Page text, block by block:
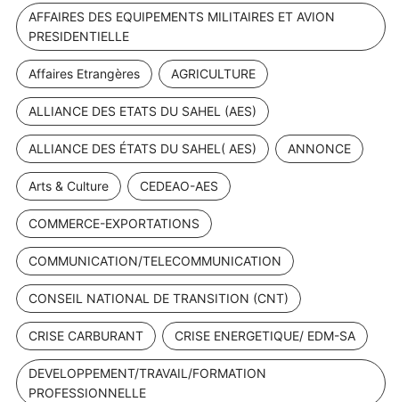
AFFAIRES DES EQUIPEMENTS MILITAIRES ET AVION
PRESIDENTIELLE
Affaires Etrangères AGRICULTURE
ALLIANCE DES ETATS DU SAHEL (AES)
ALLIANCE DES ÉTATS DU SAHEL( AES) ANNONCE
Arts & Culture CEDEAO-AES
COMMERCE-EXPORTATIONS
COMMUNICATION/TELECOMMUNICATION
CONSEIL NATIONAL DE TRANSITION (CNT)
CRISE CARBURANT CRISE ENERGETIQUE/ EDM-SA
DEVELOPPEMENT/TRAVAIL/FORMATION
PROFESSIONNELLE